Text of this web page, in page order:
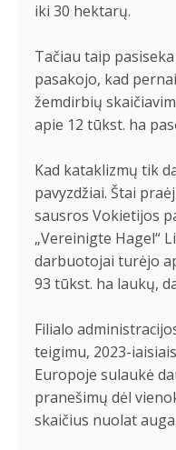
iki 30 hektarų.
Tačiau taip
pasakojo, kad
žemdirbių
apie 12 tūkst. ha
Kad kataklizmų tik
pavyzdžiai. Štai
sausros Vokietijos
„Vereinigte Hagel“
darbuotojai turėjo
93 tūkst. ha laukų,
Filialo
teigimu, 2023-
Europoje sulaukė
pranešimų dėl
skaičius nuolat auga.